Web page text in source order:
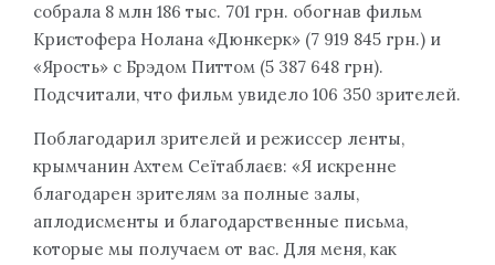
собрала 8 млн 186 тыс. 701 грн. обогнав фильм
Кристофера Нолана «Дюнкерк» (7 919 845 грн.) и
«Ярость» с Брэдом Питтом (5 387 648 грн).
Подсчитали, что фильм увидело 106 350 зрителей.
Поблагодарил зрителей и режиссер ленты,
крымчанин Ахтем Сеїтаблаєв: «Я искренне
благодарен зрителям за полные залы,
аплодисменты и благодарственные письма,
которые мы получаем от вас. Для меня, как